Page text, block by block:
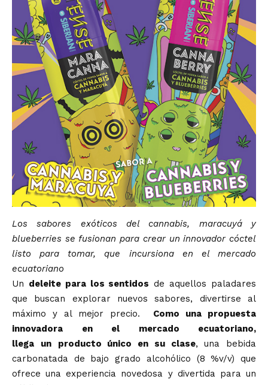
Los sabores exóticos del cannabis, maracuyá y
blueberries se fusionan para crear un innovador cóctel
listo para tomar, que incursiona en el mercado
ecuatoriano
Un deleite para los sentidos de aquellos paladares
que buscan explorar nuevos sabores, divertirse al
máximo y al mejor precio. Como una propuesta
innovadora en el mercado ecuatoriano,
llega
un producto único en su clase, una bebida
carbonatada de bajo grado alcohólico (8 %v/v) que
ofrece una experiencia novedosa y divertida para un